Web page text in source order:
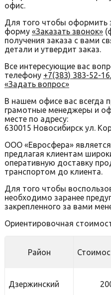
офис.
Для того чтобы оформить
форму «Заказать звонок»
получения заказа с вами
детали и утвердит заказ.
Все интересующие вас
телефону +7(383) 383-52-16
«Задать вопрос»
В нашем офисе вас всегда
грамотные менеджеры и
месте по адресу:
630015 Новосибирск ул.
ООО «Евросфера»
предлагая клиентам
оперативную доставку
транспортом до клиента.
Для того чтобы
необходимо заранее
закрепленного за вами
Ориентировочная
Район
Дзержинский